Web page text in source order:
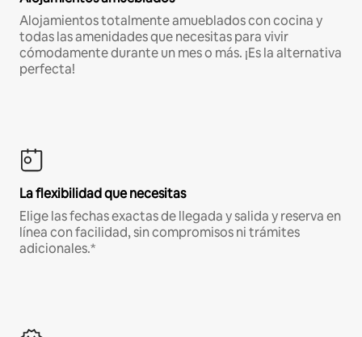
Alojamientos totalmente amueblados con cocina y
todas las amenidades que necesitas para vivir
cómodamente durante un mes o más. ¡Es la alternativa
perfecta!
La flexibilidad que necesitas
Elige las fechas exactas de llegada y salida y reserva en
línea con facilidad, sin compromisos ni trámites
adicionales.*